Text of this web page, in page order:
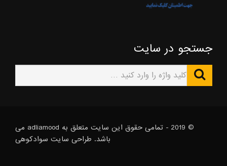
جستجو در سایت
© 2019 - تمامی حقوق این سایت متعلق به adliamood می
باشد. طراحی سایت سوادکوهی